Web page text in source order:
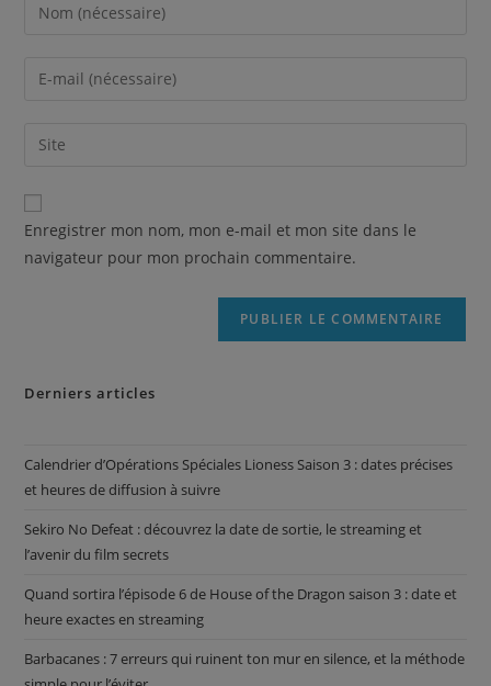
Enregistrer mon nom, mon e-mail et mon site dans le
navigateur pour mon prochain commentaire.
Derniers articles
Calendrier d’Opérations Spéciales Lioness Saison 3 : dates précises
et heures de diffusion à suivre
Sekiro No Defeat : découvrez la date de sortie, le streaming et
l’avenir du film secrets
Quand sortira l’épisode 6 de House of the Dragon saison 3 : date et
heure exactes en streaming
Barbacanes : 7 erreurs qui ruinent ton mur en silence, et la méthode